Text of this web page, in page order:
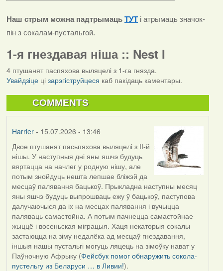
Наш стрым можна падтрымаць ТУТ і атрымаць значок-
пін з сокалам-пустальгой.
1-я гнездавая ніша :: Nest I
4 птушанят паспяхова выляцелі з 1-га гнязда.
Увайдзіцеці зарэгіструйцеся каб пакідаць каментары.
COMMENTS
Harrier- 15.07.2026 - 13:46
Двое птушанят пасьпяхова выляцелі з ІІ-й
нішы. У наступныя дні яны яшчэ будуць
вяртацца на начлег у родную нішу, але
потым знойдуць нешта лепшае бліжэй да
месцаў палявання бацькоў. Прыкладна наступны месяц
яны яшчэ будуць выпрошваць ежу ў бацькоў, паступова
далучаючыся да іх на месцах палявання і вучыцца
паляваць самастойна. А потым пачнецца самастойнае
жыццё і восеньская міграцыя. Хаця некаторыя сокалы
застаюцца на зіму недалёка ад месцаў гнездавання,
іншыя нашы пустальгі могуць ляцець на зімоўку нават у
Паўночную Афрыку (Фейсбук помог обнаружить сокола-
пустельгу из Беларуси … в Ливии!).